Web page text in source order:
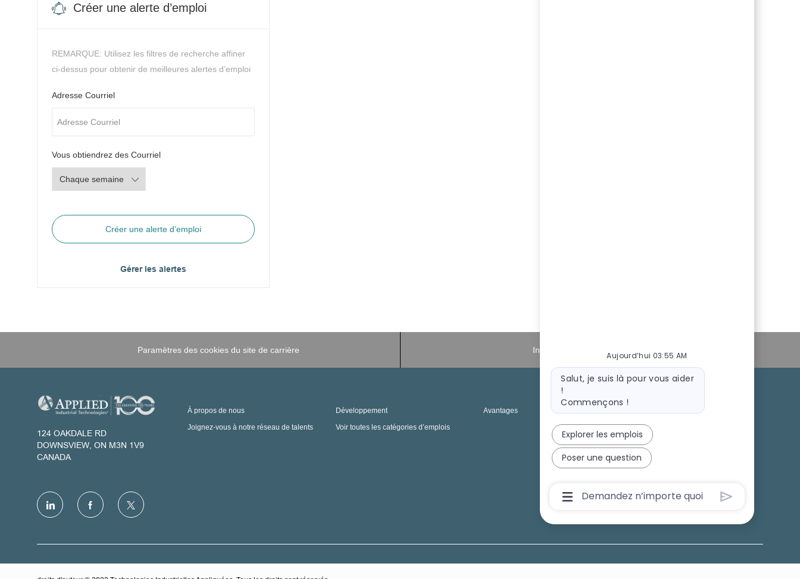
Créer une alerte d’emploi
REMARQUE: Utilisez les filtres de recherche affiner
ci-dessus pour obtenir de meilleures alertes d’emploi
Adresse CourrielRequired
Vous obtiendrez des CourrielRequired
Créer une alerte d’emploi
Gérer les alertes
Paramètres des cookies du site de carrière Informations personnelles
124 OAKDALE RD
DOWNSVIEW, ON M3N 1V9
CANADA
À propos de nous
Joignez-vous à notre réseau de talents
Développement
Voir toutes les catégories d’emplois
Avantages Recrutement sur les campus
follow
Aujourd’hui 03:55 AM
Message
bot
Salut, je suis là pour vous aider
!
Commençons !
Explorer les emplois
Poser une question
Boîte
De